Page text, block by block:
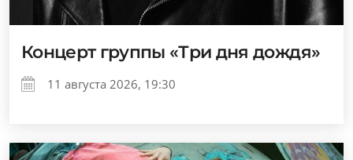
Концерт группы «Три дня дождя»
11 августа 2026, 19:30